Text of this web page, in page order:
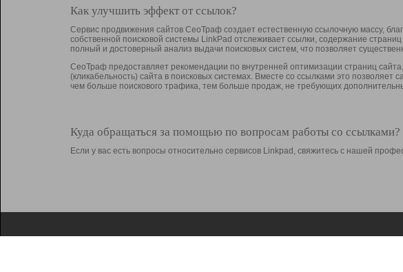
Как улучшить эффект от ссылок?
Сервис продвижения сайтов СеоТраф создает естественную ссылочную массу,
собственной поисковой системы LinkPad отслеживает ссылки, содержание
полный и достоверный анализ выдачи поисковых систем, что позволяет
СеоТраф предоставляет рекомендации по внутренней оптимизации страниц
(кликабельность) сайта в поисковых системах. Вместе со ссылками это позволяет
чем больше поискового трафика, тем больше продаж, не требующих
Куда обращаться за помощью по вопросам работы со ссылками?
Если у вас есть вопросы относительно сервисов Linkpad, свяжитесь с нашей